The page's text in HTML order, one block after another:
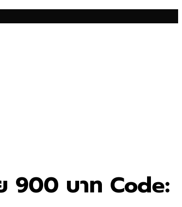
900 บาท Code: